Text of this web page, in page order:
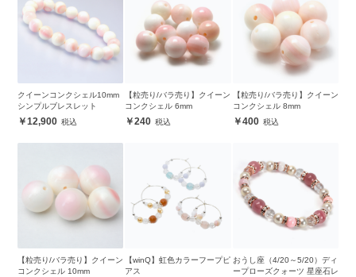
クイーンコンクシェル10mm
シンプルブレスレット
12,900
【粒売り/バラ売り】クイーン
コンクシェル 6mm
240
【粒売り/バラ売り】クイーン
コンクシェル 8mm
400
【粒売り/バラ売り】クイーン
コンクシェル 10mm
【winQ】虹色カラーフープピ
アス
おうし座（4/20～5/20）ディ
ープローズクォーツ 星座石レ